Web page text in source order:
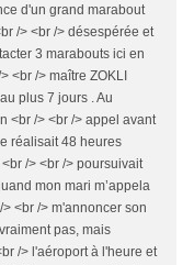
d'un grand marabout
/> <br /> désespérée et
3 marabouts ici en
<br /> maître ZOKLI
plus 7 jours . Au
<br /> <br /> appel avant
réalisait 48 heures
/> <br /> poursuivait
mon mari m’appela
<br /> m'annoncer son
pas, mais
/> l'aéroport à l'heure et